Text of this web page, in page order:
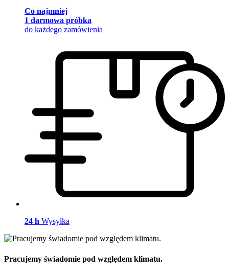
Co najmniej
1 darmowa próbka
do każdego zamówienia
24 h Wysyłka
Pracujemy świadomie pod względem klimatu.